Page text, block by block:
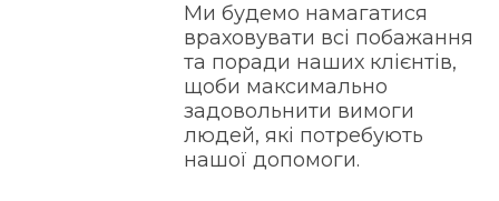
Ми будемо намагатися
враховувати всі побажання
та поради наших клієнтів,
щоби максимально
задовольнити вимоги
людей, які потребують
нашої допомоги.